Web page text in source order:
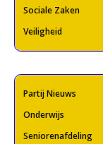
Sociale Zaken
Veiligheid
Partij Nieuws
Onderwijs
Seniorenafdeling